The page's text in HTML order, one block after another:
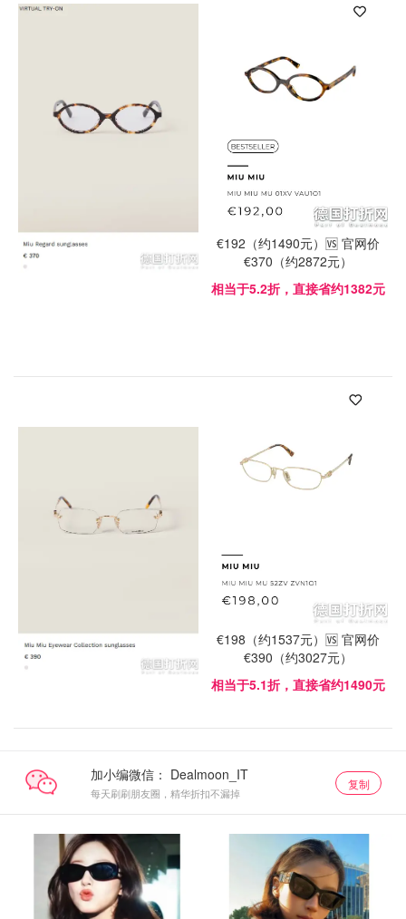
€192（约1490元）🆚 官网价
€370（约2872元）
相当于5.2折，直接省约1382元
€198（约1537元）🆚 官网价
€390（约3027元）
相当于5.1折，直接省约1490元
加小编微信：
每天刷刷朋友圈，精华折扣不漏掉
复制